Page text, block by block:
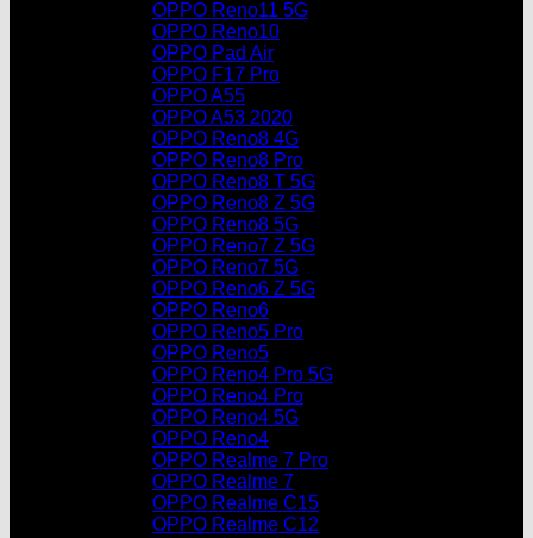
OPPO Reno11 5G
OPPO Reno10
OPPO Pad Air
OPPO F17 Pro
OPPO A55
OPPO A53 2020
OPPO Reno8 4G
OPPO Reno8 Pro
OPPO Reno8 T 5G
OPPO Reno8 Z 5G
OPPO Reno8 5G
OPPO Reno7 Z 5G
OPPO Reno7 5G
OPPO Reno6 Z 5G
OPPO Reno6
OPPO Reno5 Pro
OPPO Reno5
OPPO Reno4 Pro 5G
OPPO Reno4 Pro
OPPO Reno4 5G
OPPO Reno4
OPPO Realme 7 Pro
OPPO Realme 7
OPPO Realme C15
OPPO Realme C12